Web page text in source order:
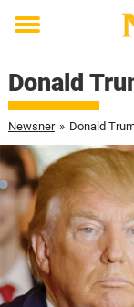
Toggle
Donald
Newsner » Donald